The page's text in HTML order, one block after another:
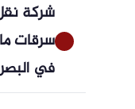
شركة
سرقات
في